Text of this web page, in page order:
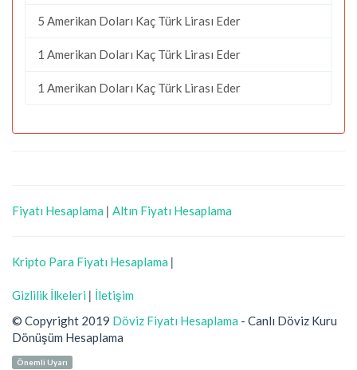
5 Amerikan Doları Kaç Türk Lirası Eder
1 Amerikan Doları Kaç Türk Lirası Eder
1 Amerikan Doları Kaç Türk Lirası Eder
Fiyatı Hesaplama | Altın Fiyatı Hesaplama
Kripto Para Fiyatı Hesaplama |
Gizlilik İlkeleri | İletişim
© Copyright 2019 Döviz Fiyatı Hesaplama - Canlı Döviz Kuru
Dönüşüm Hesaplama
Önemli Uyarı